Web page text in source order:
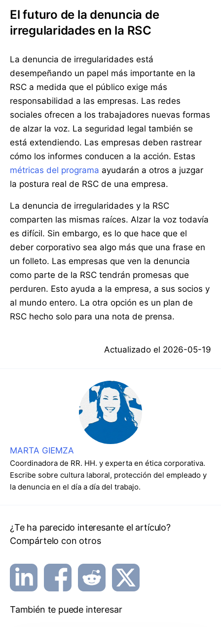
El futuro de la denuncia de
irregularidades en la RSC
La denuncia de irregularidades está
desempeñando un papel más importante en la
RSC a medida que el público exige más
responsabilidad a las empresas. Las redes
sociales ofrecen a los trabajadores nuevas formas
de alzar la voz. La seguridad legal también se
está extendiendo. Las empresas deben rastrear
cómo los informes conducen a la acción. Estas
métricas del programa ayudarán a otros a juzgar
la postura real de RSC de una empresa.
La denuncia de irregularidades y la RSC
comparten las mismas raíces. Alzar la voz todavía
es difícil. Sin embargo, es lo que hace que el
deber corporativo sea algo más que una frase en
un folleto. Las empresas que ven la denuncia
como parte de la RSC tendrán promesas que
perduren. Esto ayuda a la empresa, a sus socios y
al mundo entero. La otra opción es un plan de
RSC hecho solo para una nota de prensa.
Actualizado el 2026-05-19
MARTA GIEMZA
Coordinadora de RR. HH. y experta en ética corporativa.
Escribe sobre cultura laboral, protección del empleado y
la denuncia en el día a día del trabajo.
¿Te ha parecido interesante el artículo?
Compártelo con otros
También te puede interesar